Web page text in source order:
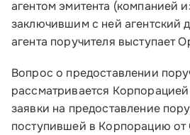
агентом эмитента (компанией
заключившим с ней агентский
агента поручителя выступает
Вопрос о предоставлении
рассматривается
заявки на предоставление
поступившей в Корпорацию от